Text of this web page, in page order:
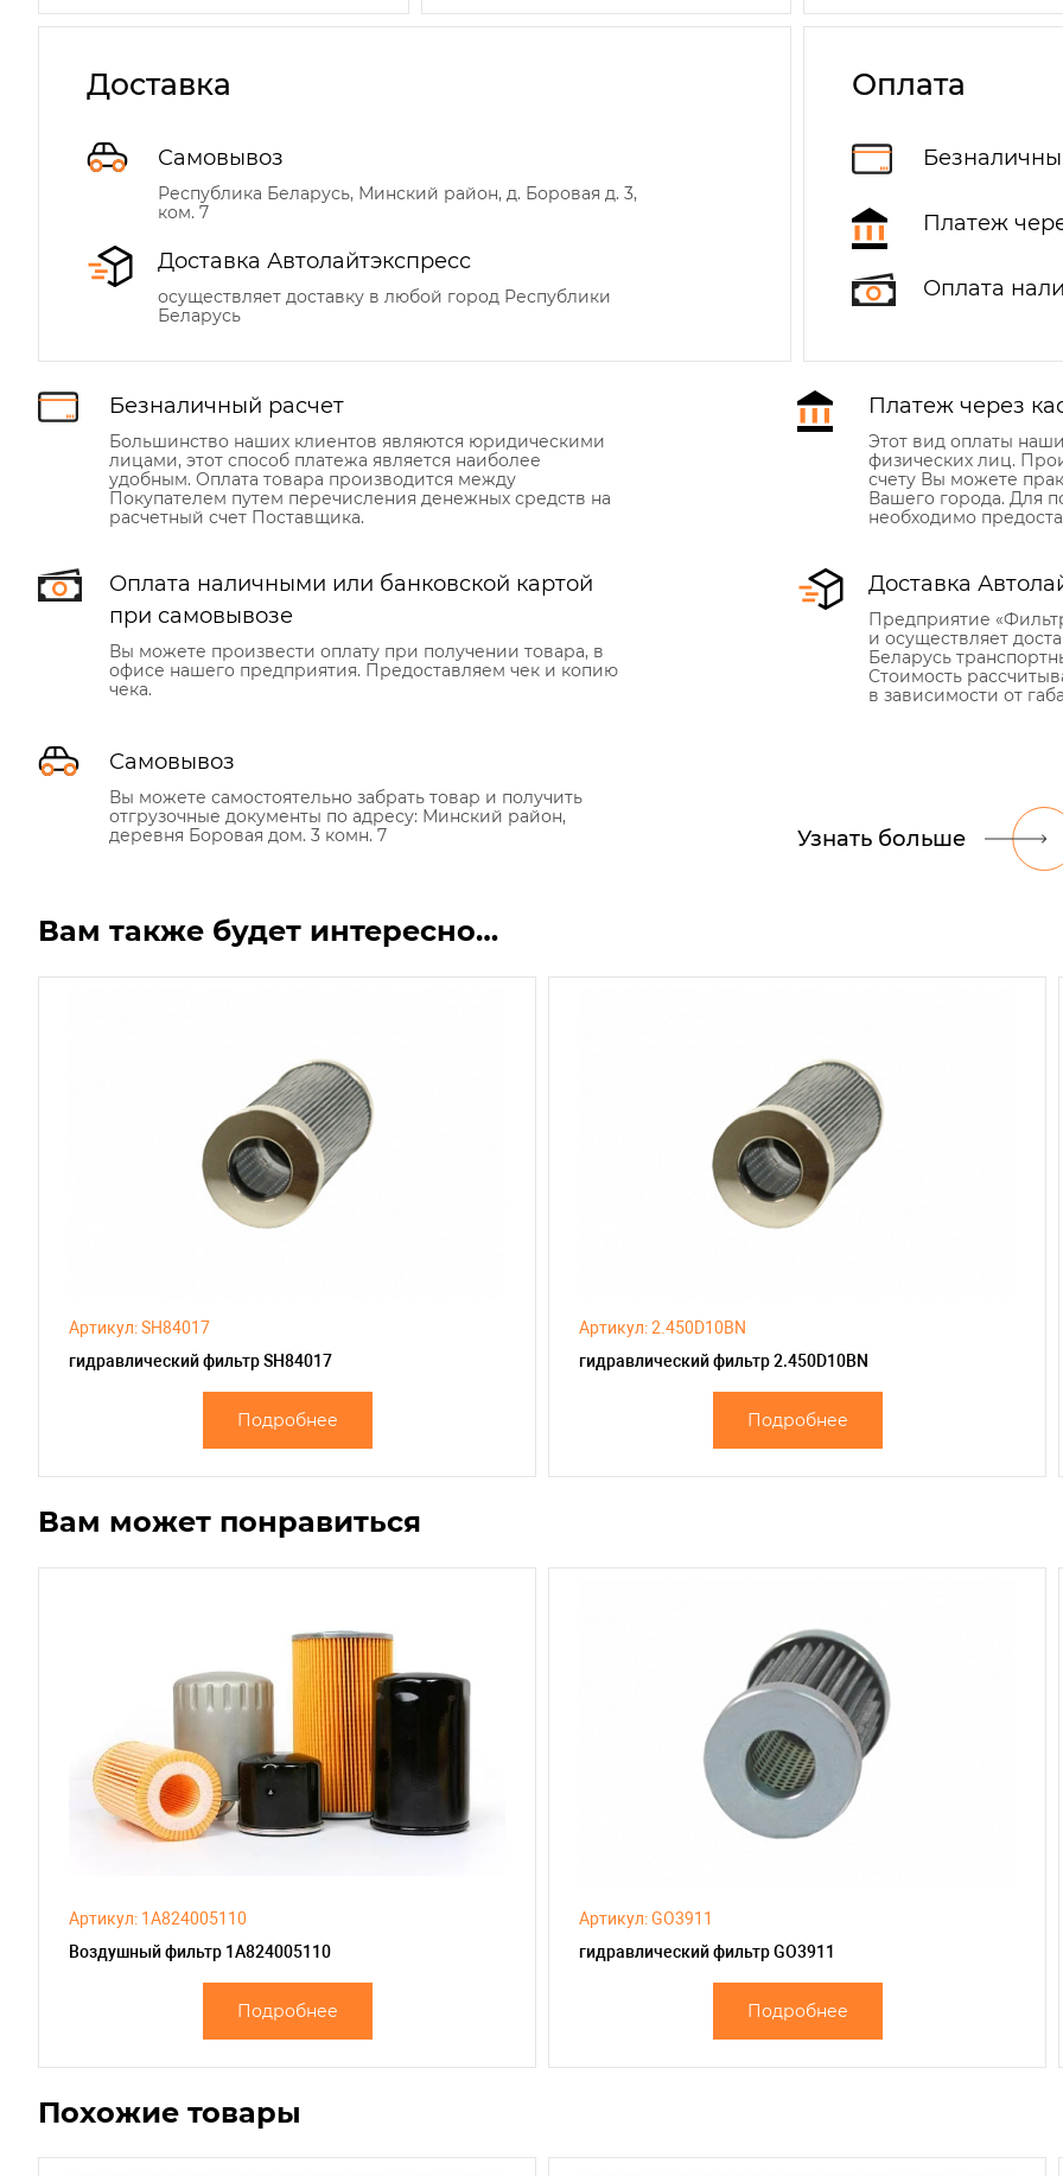
Доставка
Самовывоз
Республика Беларусь, Минский район, д. Боровая д. 3,
ком. 7
Доставка Автолайтэкспресс
осуществляет доставку в любой город Республики
Беларусь
Оплата
Платеж
Оплата
Безналичный расчет
Большинство наших клиентов являются юридическими
лицами, этот способ платежа является наиболее
удобным. Оплата товара производится между
Покупателем путем перечисления денежных средств на
расчетный счет Поставщика.
Платеж через
Этот вид оплаты
физических лиц.
счету Вы можете
Вашего города. Для
необходимо
Оплата наличными или банковской картой
при самовывозе
Вы можете произвести оплату при получении товара, в
офисе нашего предприятия. Предоставляем чек и копию
чека.
Доставка
Предприятие
и осуществляет
Беларусь
Стоимость
в зависимости от
Самовывоз
Вы можете самостоятельно забрать товар и получить
отгрузочные документы по адресу: Минский район,
деревня Боровая дом. 3 комн. 7
Узнать больше
Вам также будет интересно…
Артикул: SH84017
гидравлический фильтр SH84017
Подробнее
Артикул: 2.450D10BN
гидравлический фильтр 2.450D10BN
Подробнее
Вам может понравиться
Артикул: 1A824005110
Воздушный фильтр 1A824005110
Подробнее
Артикул: GO3911
гидравлический фильтр GO3911
Подробнее
Похожие товары